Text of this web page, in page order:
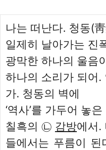
나는 떠난다. 청동(
일제히 날아가는 진
광막한 하나의 울음
하나의 소리가 되어
가. 청동의 벽에
‘역사’를 가두어 놓은
칠흑의 ㉡ 감방에서.
들에서는 푸름이